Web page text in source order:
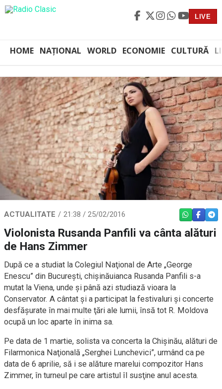
LIVE
HOME NAȚIONAL WORLD ECONOMIE CULTURĂ
ACTUALITATE 21:38 / 25/02/2016 WHATSAPP
Violonista Rusanda Panfili va cânta alături
de Hans Zimmer
După ce a studiat la Colegiul Naţional de Arte „George
Enescu” din Bucureşti, chişinăuianca Rusanda Panfili s-a
mutat la Viena, unde şi până azi studiază vioara la
Conservator. A cântat şi a participat la festivaluri şi concerte
desfăşurate în mai multe ţări ale lumii, însă tot R. Moldova
ocupă un loc aparte în inima sa.
Pe data de 1 martie, solista va concerta la Chişinău, alături de
Filarmonica Naţională „Serghei Lunchevici”, urmând ca pe
data de 6 aprilie, să i se alăture marelui compozitor Hans
Zimmer, în turneul pe care artistul îl susţine anul acesta.